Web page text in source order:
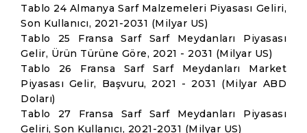
Tablo 24 Almanya Sarf Malzemeleri Piyasası Geliri,
Son Kullanıcı, 2021-2031 (Milyar US)
Tablo 25 Fransa Sarf Sarf Meydanları Piyasası
Gelir, Ürün Türüne Göre, 2021 - 2031 (Milyar US)
Tablo 26 Fransa Sarf Sarf Meydanları Market
Piyasası Gelir, Başvuru, 2021 - 2031 (Milyar ABD
Doları)
Tablo 27 Fransa Sarf Sarf Meydanları Piyasası
Geliri, Son Kullanıcı, 2021-2031 (Milyar US)